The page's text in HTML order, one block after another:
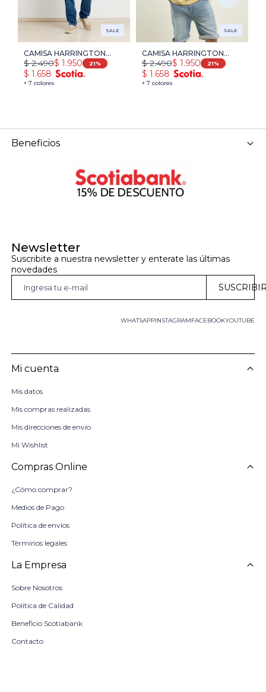
SALE
CAMISA HARRINGTON
LABEL - CAMEL
+ 7 colores
$ 1.950
$ 2.490 21
$ 1.658
SALE
CAMISA HARRINGTON
LABEL DE LINO -
AMARILLO
+ 7 colores
$ 1.950
$ 2.490 21
$ 1.658
Newsletter
Suscribite a nuestra newsletter y enterate las últimas
novedades
WHATSAPP FACEBOOKYOUTUBE
INSTAGRAM
Mi cuenta
Mis datos
Mis compras realizadas
Mis direcciones de envío
Mi Wishlist
Compras Online
¿Cómo comprar?
Medios de Pago
Política de envíos
Términos legales
La Empresa
Sobre Nosotros
Política de Calidad
Beneficio Scotiabank
Contacto
Beneficios